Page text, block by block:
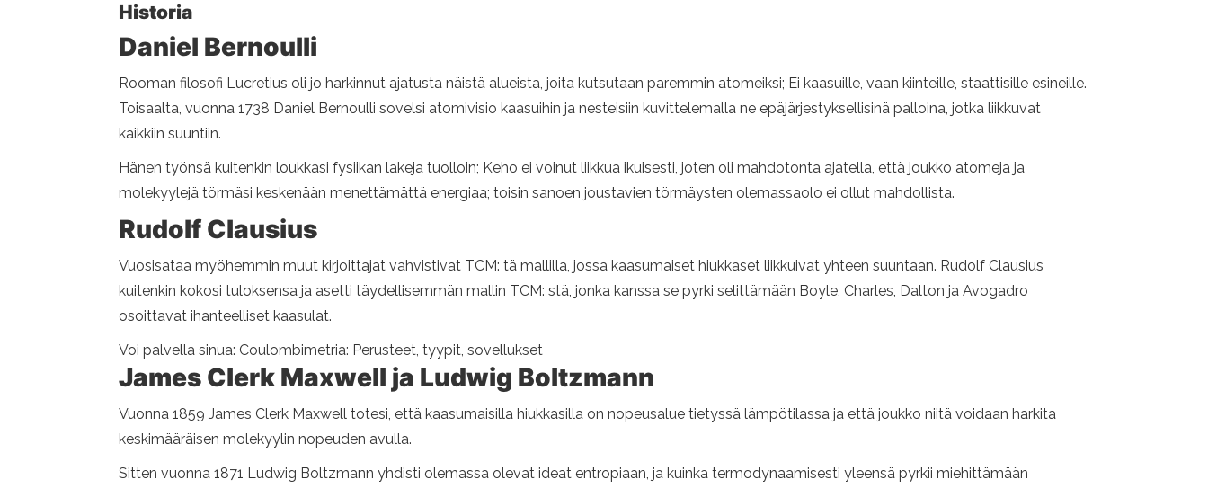
Historia
Daniel Bernoulli
Rooman filosofi Lucretius oli jo harkinnut ajatusta näistä alueista, joita kutsutaan paremmin atomeiksi; Ei kaasuille, vaan kiinteille, staattisille esineille.
Toisaalta, vuonna 1738 Daniel Bernoulli sovelsi atomivisio kaasuihin ja nesteisiin kuvittelemalla ne epäjärjestyksellisinä palloina, jotka liikkuvat
kaikkiin suuntiin.
Hänen työnsä kuitenkin loukkasi fysiikan lakeja tuolloin; Keho ei voinut liikkua ikuisesti, joten oli mahdotonta ajatella, että joukko atomeja ja
molekyylejä törmäsi keskenään menettämättä energiaa; toisin sanoen joustavien törmäysten olemassaolo ei ollut mahdollista.
Rudolf Clausius
Vuosisataa myöhemmin muut kirjoittajat vahvistivat TCM: tä mallilla, jossa kaasumaiset hiukkaset liikkuivat yhteen suuntaan. Rudolf Clausius
kuitenkin kokosi tuloksensa ja asetti täydellisemmän mallin TCM: stä, jonka kanssa se pyrki selittämään Boyle, Charles, Dalton ja Avogadro
osoittavat ihanteelliset kaasulat.
Voi palvella sinua: Coulombimetria: Perusteet, tyypit, sovellukset
James Clerk Maxwell ja Ludwig Boltzmann
Vuonna 1859 James Clerk Maxwell totesi, että kaasumaisilla hiukkasilla on nopeusalue tietyssä lämpötilassa ja että joukko niitä voidaan harkita
keskimääräisen molekyylin nopeuden avulla.
Sitten vuonna 1871 Ludwig Boltzmann yhdisti olemassa olevat ideat entropiaan, ja kuinka termodynaamisesti yleensä pyrkii miehittämään